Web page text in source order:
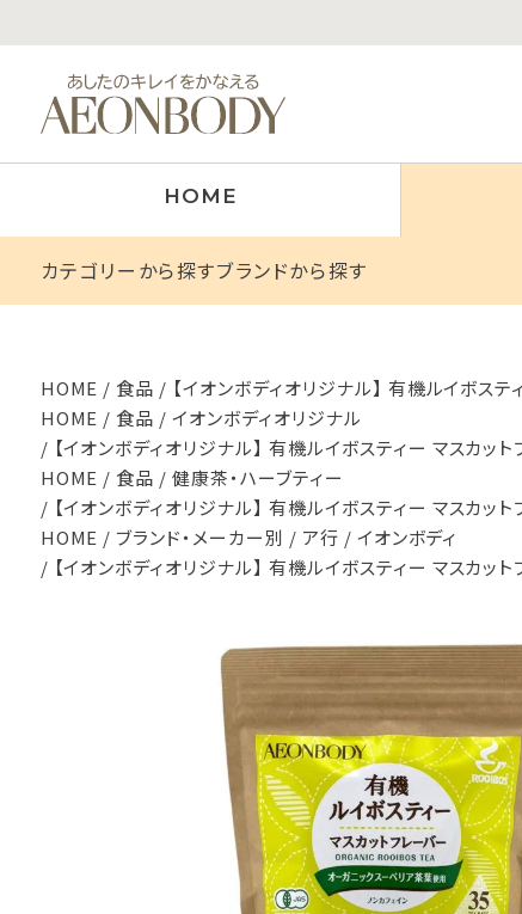
HOME
カテゴリーから探すブランドから探す
HOME 食品
【イオンボディオリジナル】 有機ルイボ
HOME
食品
イオンボディオリジナル
【イオンボディオリジナル】 有機ルイボスティー マスカ
HOME
食品
健康茶・ハーブティー
【イオンボディオリジナル】 有機ルイボスティー マスカ
HOME
ブランド・メーカー別 ア行
イオンボディ
【イオンボディオリジナル】 有機ルイボスティー マスカ